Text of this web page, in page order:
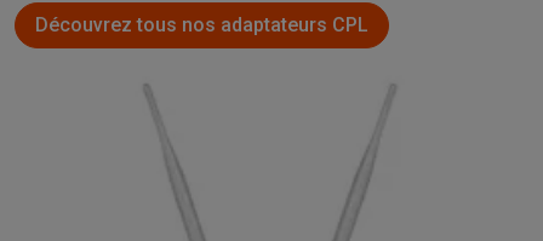
Découvrez tous nos adaptateurs CPL